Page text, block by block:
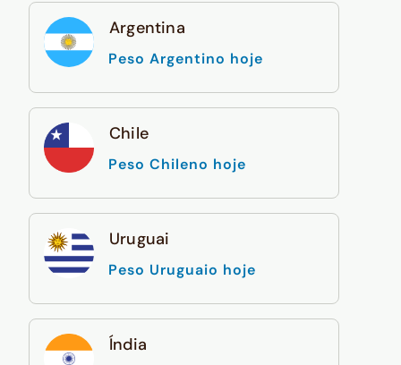
Argentina
Peso Argentino hoje
Chile
Peso Chileno hoje
Uruguai
Peso Uruguaio hoje
Índia